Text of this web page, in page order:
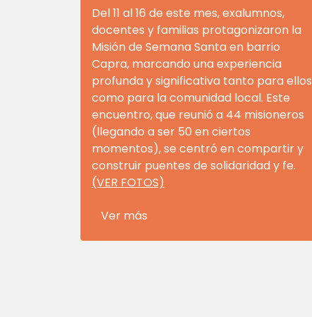
Del 11 al 16 de este mes, exalumnos,
docentes y familias protagonizaron la
Misión de Semana Santa en barrio
Capra, marcando una experiencia
profunda y significativa tanto para ellos
como para la comunidad local. Este
encuentro, que reunió a 44 misioneros
(llegando a ser 50 en ciertos
momentos), se centró en compartir y
construir puentes de solidaridad y fe.
(VER FOTOS)
Ver más